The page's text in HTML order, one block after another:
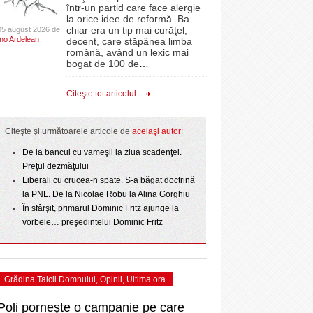
la
- acum 2 zile
cu o victorie
- 25 July 2026
Sărbătoarea continuă! Zeci de mii de oameni
au celebrat a treia seară la rând Ziua Timișoarei
- 2 August 2026
Iniţiativă inedită pentru Zilele Orașului
talentelor locale- 2 August 2026
View all
proiectelor derulate de instituție din fonduri
europene/FOTO
ANAF oferă persoanelor fizice posibilitatea să
beneficieze de Declarația Unică 212
2025
CLIPURI VIDEO
JOCURI ONLINE
DIVERSE
FARMACII DIN
GRĂDINIŢE DIN TIMIŞ
PRIMĂRIILE DIN TIMIŞ
SFATUL MEDICULUI
SFATURI JURIDICE
august 2026 de
Ardelean
într-un partid care face alergie
la orice idee de reformă. Ba
chiar era un tip mai curăţel,
decent, care stăpânea limba
română, având un lexic mai
bogat de 100 de
Citeşte tot articolul
Citeşte şi următoarele articole de acelaşi autor:
De la bancul cu vameşii la ziua scadenţei.
Preţul dezmăţului
Liberali cu crucea-n spate. S-a băgat doctrină
la PNL. De la Nicolae Robu la Alina Gorghiu
În sfârşit, primarul Dominic Fritz ajunge la
vorbele… preşedintelui Dominic Fritz
Grădina Taicii Domnului, Opinii, Ultima ora
pornește o campanie pe care